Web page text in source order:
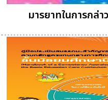
มารยาทในการกล่